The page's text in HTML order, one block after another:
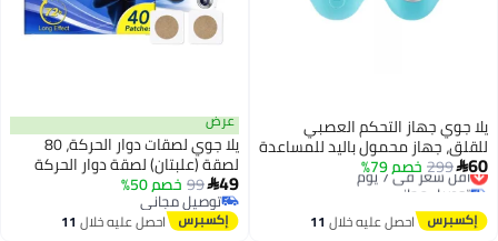
يلا جوي جهاز التحكم العصبي
للقلق، جهاز محمول باليد للمساعدة
على النوم لتحسين المزاج والتركيز،
علاج القلق الليلي، جهاز استرخاء
الضغط (أخضر، قطعة واحدة)
60
299خصم 79%
أقل سعر في 7 يوم
توصيل مجاني
أقل سعر في 7 يوم
احصل عليه خلال 11
عرض
يلا جوي لصقات دوار الحركة، 80
لصقة (علبتان) لصقة دوار الحركة
للرحلات البحرية/الدوار/الدوخة خلف
الأذن، لصقات دوار الحركة للأطفال
والكبار، لصقات دوار البحر بدون
49
99 خصم 50%
توصيل مجاني
توصيل مجانياحصل عليه خلال 11